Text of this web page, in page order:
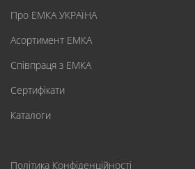
Про ЕМКА УКРАЇНА
Асортимент ЕМКА
Співпраця з ЕМКА
Сертифікати
Каталоги
Політика Конфіденційності